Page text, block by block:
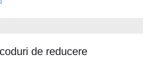
de reducere